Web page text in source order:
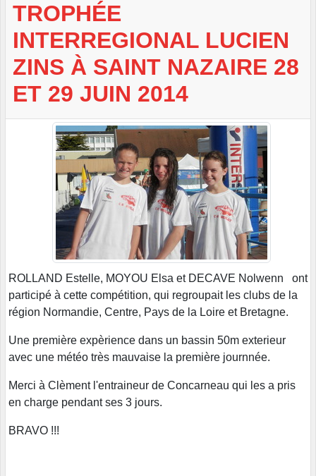
TROPHÉE
INTERREGIONAL LUCIEN
ZINS À SAINT NAZAIRE 28
ET 29 JUIN 2014
ROLLAND Estelle, MOYOU Elsa et DECAVE Nolwenn ont
participé à cette compétition, qui regroupait les clubs de la
région Normandie, Centre, Pays de la Loire et Bretagne.
Une première expèrience dans un bassin 50m exterieur
avec une météo très mauvaise la première journnée.
Merci à Clèment l'entraineur de Concarneau qui les a pris
en charge pendant ses 3 jours.
BRAVO !!!